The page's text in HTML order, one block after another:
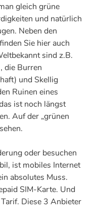
gleich grüne
und natürlich
Neben den
Sie hier auch
sind z.B.
die Burren
und Skellig
Ruinen eines
ist noch längst
Auf der „grünen
oder besuchen
ist mobiles Internet
absolutes Muss.
SIM-Karte. Und
Diese 3 Anbieter